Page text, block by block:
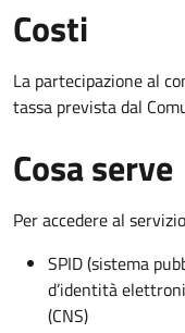
Costi
La partecipazione al
tassa prevista dal
Cosa serve
Per accedere al
SPID (sistema
d’identità
(CNS)